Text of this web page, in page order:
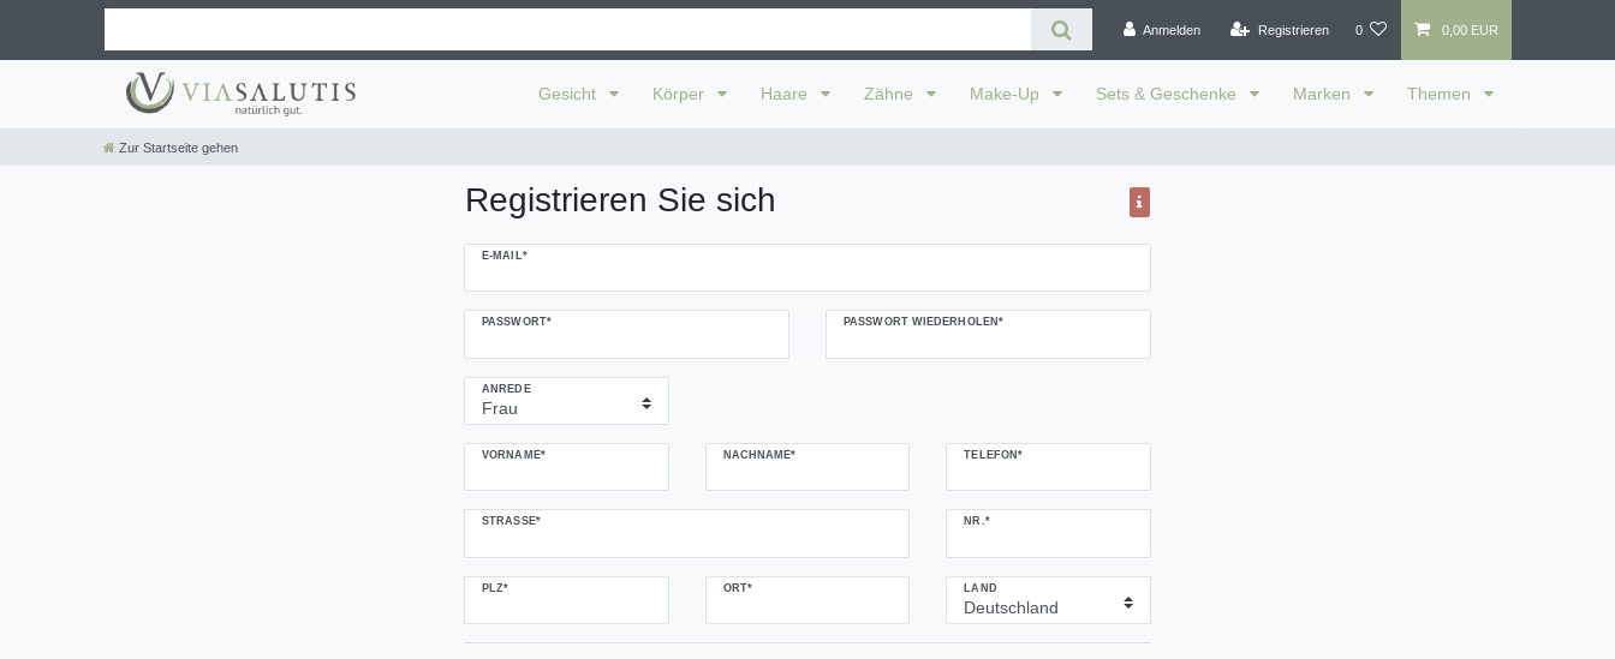
Anmelden Registrieren 0 0,00 EUR
Gesicht Körper Haare Zähne Make-Up Sets & Geschenke Marken Themen
Zur Startseite gehen
Registrieren Sie sich
E-MAIL*
PASSWORT* PASSWORT WIEDERHOLEN*
Honig
ANREDE
VORNAME* NACHNAME* TELEFON*
STRASSE* NR.*
PLZ* ORT* LAND